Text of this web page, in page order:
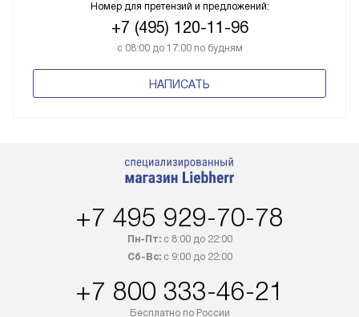
Номер для претензий и предложений:
+7 (495) 120-11-96
с 08:00 до 17:00 по будням
НАПИСАТЬ
+7 495 929-70-78
Пн-Пт:с 8:00 до 22:00
Сб-Вс:с 9:00 до 22:00
+7 800 333-46-21
Бесплатно по России